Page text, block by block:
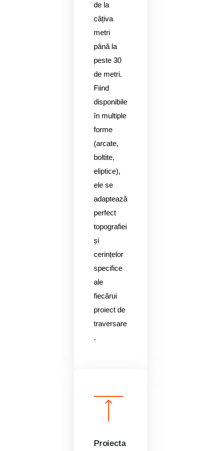
de la
câțiva
metri
până la
peste 30
de metri.
Fiind
disponibile
în multiple
forme
(arcate,
boltite,
eliptice),
ele se
adaptează
perfect
topografiei
și
cerințelor
specifice
ale
fiecărui
proiect de
traversare
.
Proiecta